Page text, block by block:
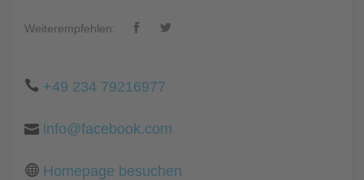
Weiterempfehlen:
+49 234 79216977
info@facebook.com
Homepage besuchen